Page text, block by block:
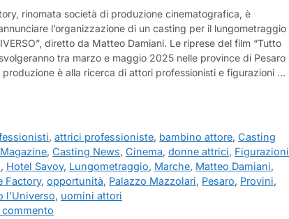
rinomata società di produzione cinematografica, è
l’organizzazione di un casting per il lungometraggio
diretto da Matteo Damiani. Le riprese del film “Tutto
svolgeranno tra marzo e maggio 2025 nelle province di Pesaro
produzione è alla ricerca di attori professionisti e figurazioni …
,attrici professioniste, bambino attore,Casting
, Casting News, Cinema, donne attrici, Figurazioni
, Hotel Savoy, Lungometraggio, Marche, Matteo Damiani,
Factory, opportunità, Palazzo Mazzolari, Pesaro, Provini,
l’Universo, uomini attori